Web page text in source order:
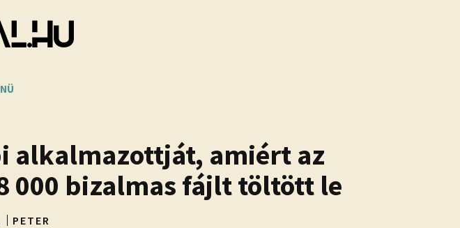
alkalmazottját, amiért az
000 bizalmas fájlt töltött le
PETER